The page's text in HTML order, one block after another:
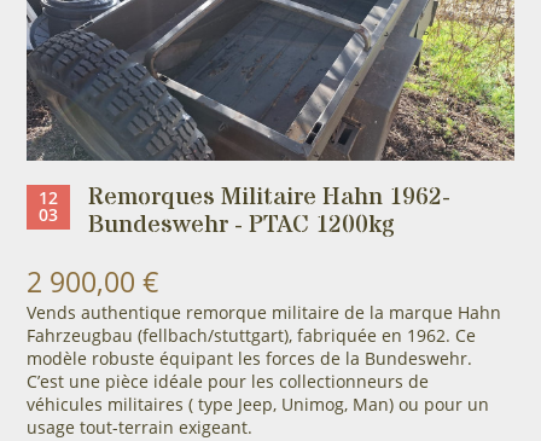
12
03 Remorques Militaire Hahn 1962-
Bundeswehr - PTAC 1200kg
2 900,00 €
Vends authentique remorque militaire de la marque Hahn
Fahrzeugbau (fellbach/stuttgart), fabriquée en 1962. Ce
modèle robuste équipant les forces de la Bundeswehr.
C’est une pièce idéale pour les collectionneurs de
véhicules militaires ( type Jeep, Unimog, Man) ou pour un
usage tout-terrain exigeant.